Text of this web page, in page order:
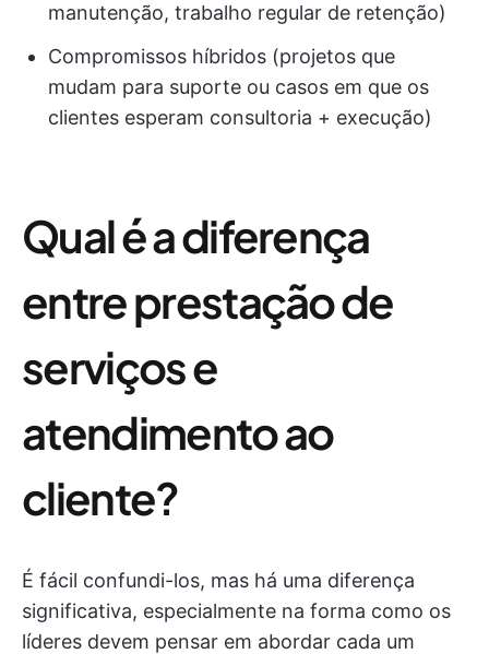
manutenção, trabalho regular de retenção)
Compromissos híbridos (projetos que
mudam para suporte ou casos em que os
clientes esperam consultoria + execução)
Qual é a diferença
entre prestação de
serviços e
atendimento ao
cliente?
É fácil confundi-los, mas há uma diferença
significativa, especialmente na forma como os
líderes devem pensar em abordar cada um